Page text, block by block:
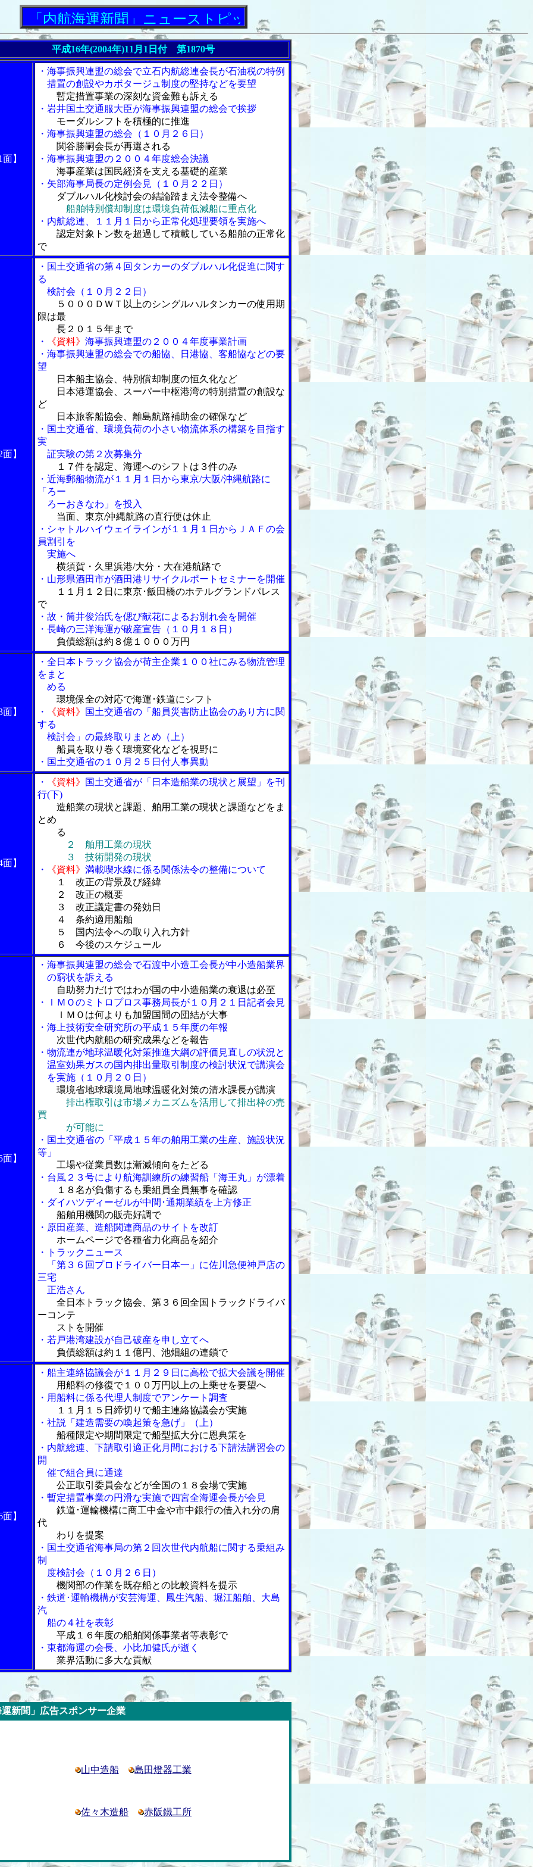
内航海運新聞」ニューストピックス
平成16年(2004年)11月1日付 第1870号
】
・海事振興連盟の総会で立石内航総連会長が石油税の特例
措置の創設やカボタージュ制度の堅持などを要望
暫定措置事業の深刻な資金難も訴える
・岩井国土交通服大臣が海事振興連盟の総会で挨拶
モーダルシフトを積極的に推進
・海事振興連盟の総会（１０月２６日）
関谷勝嗣会長が再選される
・海事振興連盟の２００４年度総会決議
海事産業は国民経済を支える基礎的産業
・矢部海事局長の定例会見（１０月２２日）
ダブルハル化検討会の結論踏まえ法令整備へ
船舶特別償却制度は環境負荷低減船に重点化
・内航総連、１１月１日から正常化処理要領を実施へ
認定対象トン数を超過して積載している船舶の正常化
で
】
・国土交通省の第４回タンカーのダブルハル化促進に関す
る
検討会（１０月２２日）
５０００ＤＷＴ以上のシングルハルタンカーの使用期
限は最
長２０１５年まで
・
《資料》 海事振興連盟の２００４年度事業計画
・海事振興連盟の総会での船協、日港協、客船協などの要
望
日本船主協会、特別償却制度の恒久化など
日本港運協会、スーパー中枢港湾の特別措置の創設な
ど
日本旅客船協会、離島航路補助金の確保など
・国土交通省、環境負荷の小さい物流体系の構築を目指す
実
証実験の第２次募集分
１７件を認定、海運へのシフトは３件のみ
・近海郵船物流が１１月１日から東京/大阪/沖縄航路に
「ろー
ろーおきなわ」を投入
当面、東京/沖縄航路の直行便は休止
・シャトルハイウェイラインが１１月１日からＪＡＦの会
員割引を
実施へ
横須賀・久里浜港/大分・大在港航路で
・山形県酒田市が酒田港リサイクルポートセミナーを開催
１１月１２日に東京･飯田橋のホテルグランドパレス
で
・故・筒井俊治氏を偲び献花によるお別れ会を開催
・長崎の三洋海運が破産宣告（１０月１８日）
負債総額は約８億１０００万円
】
・全日本トラック協会が荷主企業１００社にみる物流管理
をまと
める
環境保全の対応で海運･鉄道にシフト
・
《資料》
国土交通省の「船員災害防止協会のあり方に関
する
検討会」の最終取りまとめ（上）
船員を取り巻く環境変化などを視野に
・国土交通省の１０月２５日付人事異動
】
・ 《資料》
国土交通省が「日本造船業の現状と展望」を刊
行(下)
造船業の現状と課題、舶用工業の現状と課題などをま
とめ
る
２ 舶用工業の現状
３ 技術開発の現状
・
《資料》 満載喫水線に係る関係法令の整備について
１ 改正の背景及び経緯
２ 改正の概要
３ 改正議定書の発効日
４ 条約適用船舶
５ 国内法令への取り入れ方針
６ 今後のスケジュール
】
・海事振興連盟の総会で石渡中小造工会長が中小造船業界
の窮状を訴える
自助努力だけではわが国の中小造船業の衰退は必至
・ＩＭＯのミトロプロス事務局長が１０月２１日記者会見
ＩＭＯは何よりも加盟国間の団結が大事
・海上技術安全研究所の平成１５年度の年報
次世代内航船の研究成果などを報告
・物流連が地球温暖化対策推進大綱の評価見直しの状況と
温室効果ガスの国内排出量取引制度の検討状況で講演会
を実施（１０月２０日）
環境省地球環境局地球温暖化対策の清水課長が講演
排出権取引は市場メカニズムを活用して排出枠の売
買
が可能に
・国土交通省の「平成１５年の舶用工業の生産、施設状況
等」
工場や従業員数は漸減傾向をたどる
・台風２３号により航海訓練所の練習船「海王丸」が漂着
１８名が負傷するも乗組員全員無事を確認
・ダイハツディーゼルが中間･通期業績を上方修正
船舶用機関の販売好調で
・原田産業、造船関連商品のサイトを改訂
ホームページで各種省力化商品を紹介
・トラックニュース
「第３６回プロドライバー日本一」に佐川急便神戸店の
三宅
正浩さん
全日本トラック協会、第３６回全国トラックドライバ
ーコンテ
ストを開催
・若戸港湾建設が自己破産を申し立てへ
負債総額は約１１億円、池畑組の連鎖で
】
・船主連絡協議会が１１月２９日に高松で拡大会議を開催
用船料の修復で１００万円以上の上乗せを要望へ
・用船料に係る代理人制度でアンケート調査
１１月１５日締切りで船主連絡協議会が実施
・社説「建造需要の喚起策を急げ」（上）
船種限定や期間限定で船型拡大分に恩典策を
・内航総連、下請取引適正化月間における下請法講習会の
開
催で組合員に通達
公正取引委員会などが全国の１８会場で実施
・暫定措置事業の円滑な実施で四宮全海運会長が会見
鉄道･運輸機構に商工中金や市中銀行の借入れ分の肩
代
わりを提案
・国土交通省海事局の第２回次世代内航船に関する乗組み
制
度検討会（１０月２６日）
機関部の作業を既存船との比較資料を提示
・鉄道･運輸機構が安芸海運、鳳生汽船、堀江船舶、大島
汽
船の４社を表彰
平成１６年度の船舶関係事業者等表彰で
・東都海運の会長、小比加健氏が逝く
業界活動に多大な貢献
スポンサー企業
山中造船 島田燈器工業
佐々木造船 赤阪鐵工所